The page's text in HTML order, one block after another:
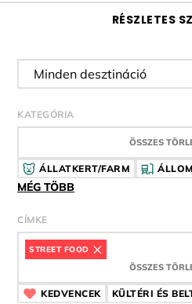
RÉSZLETES
Desztináció
KATEGÓRIA
ÖSSZES
ÁLLATKERT/FARM
MÉG TÖBB
CÍMKE
STREET FOOD CÍMKE
ÖSSZES
KEDVENCEKCÍMKE
KÜLTÉRI ÉS